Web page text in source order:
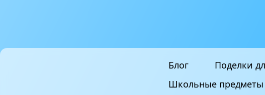
Блог Поделки
Школьные предметы